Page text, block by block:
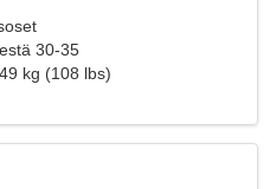
30-35
kg (108 lbs)